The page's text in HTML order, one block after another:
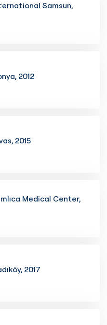
Samsun,
2012
2015
Medical Center,
2017